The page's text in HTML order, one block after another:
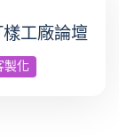
工廠論壇
製化